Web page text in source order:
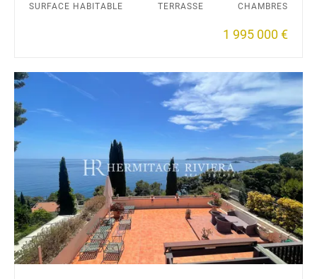
SURFACE HABITABLE TERRASSE CHAMBRES
1 995 000 €